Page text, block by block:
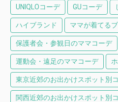
UNIQLOコーデ GUコーデ
ハイブランド ママが着てる
保護者会・参観日のママコーデ
運動会・遠足のママコーデ
東京近郊のお出かけスポット別
関西近郊のお出かけスポット別